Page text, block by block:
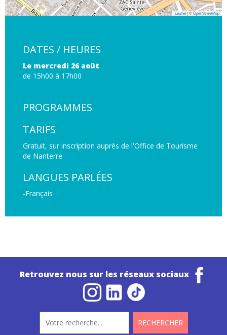
Leaflet| ©OpenStreetMap
DATES / HEURES
Le mercredi 26 août
de 15h00 à 17h00
PROGRAMMES
TARIFS
Gratuit, sur inscription auprès de l'Office de Tourisme
de Nanterre
LANGUES PARLÉES
-Français
Retrouvez nous sur les réseaux sociaux